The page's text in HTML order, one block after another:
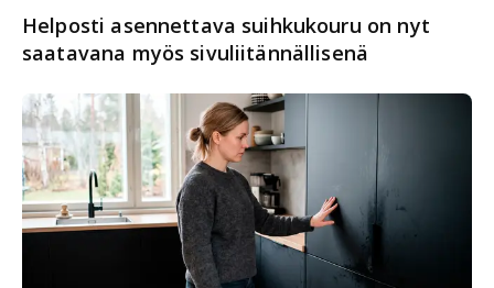
Helposti asennettava suihkukouru on nyt
saatavana myös sivuliitännällisenä